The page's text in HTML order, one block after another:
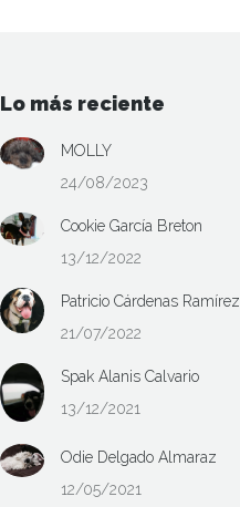
Lo más reciente
MOLLY
24/08/2023
Cookie García Breton
13/12/2022
Patricio Cárdenas Ramírez
21/07/2022
Spak Alanis Calvario
13/12/2021
Odie Delgado Almaraz
12/05/2021